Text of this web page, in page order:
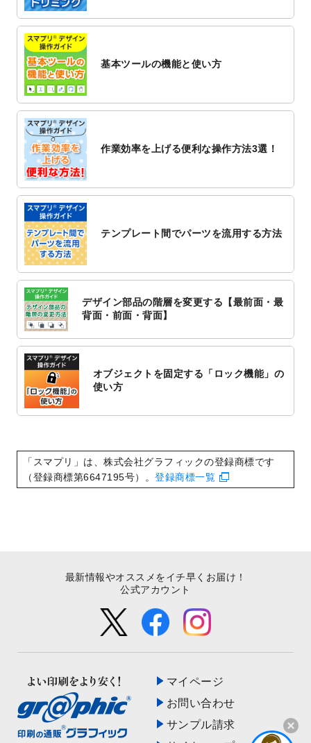
2022/11/25
【新商品】封筒が作成できるようになりま
2022/11/25
【新商品】クリアファイルが作成できるよ
2022/11/4
しました。
2022/10/26
レートを追加しました。
2022/10/26
追加しました。
2022/10/20
2022/10/14
年賀ポスターのデザインテンプレートを公
2022/10/6
チラシ作成からポスティング配布注文まで
2022/10/1
2023年版1月始まりのカレンダーデザイン
2022/9/21
コンサートのチラシデザインテンプレート
2022/9/5
年賀状のデザインテンプレート
2022/9/5
喪中はがきのデザインテンプレートを公開
2022/8/24
印刷用データの解像度
を引き上げまし
た！
基本ツールの機能と使い方
作業効率を上げる便利な操作方法3選！
テンプレート間でパーツを流用する方法
デザイン部品の階層を変更する【最前面・最
背面・前面・背面】
オブジェクトを固定する「ロック機能」の
使い方
「スマプリ」は、株式会社グラフィックの登録商標です
（登録商標第6647195号）。 登録商標一覧
マイページ
お問い合わせ
サンプル請求
最新情報やオススメをイチ早くお届け！
公式アカウント